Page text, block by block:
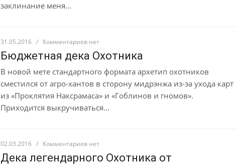
заклинание меня...
31.05.2016 / Комментариев нет
Бюджетная дека Охотника
В новой мете стандартного формата архетип охотников
сместился от агро-хантов в сторону мидрэнжа из-за ухода карт
из «Проклятия Наксрамаса» и «Гоблинов и гномов».
Приходится выкручиваться...
02.03.2016 / Комментариев нет
Дека легендарного Охотника от